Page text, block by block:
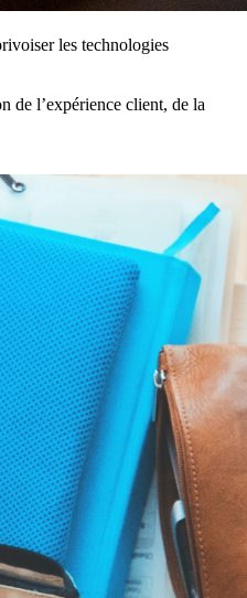
les technologies
de l’expérience client, de la